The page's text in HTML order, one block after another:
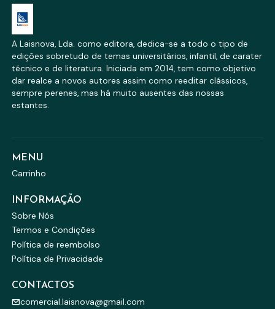
A Laisnova, Lda. como editora, dedica-se a todo o tipo de
edições sobretudo de temas universitários, infantil, de carater
técnico e de literatura. Iniciada em 2014, tem como objetivo
dar realce a novos autores assim como reeditar clássicos,
sempre perenes, mas há muito ausentes das nossas
estantes.
MENU
Carrinho
INFORMAÇÃO
Sobre Nós
Termos e Condições
Política de reembolso
Política de Privacidade
CONTACTOS
comercial.laisnova@gmail.com